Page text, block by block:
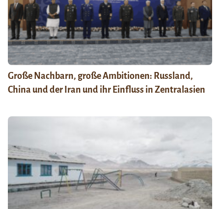
Große Nachbarn, große Ambitionen: Russland,
China und der Iran und ihr Einfluss in Zentralasien